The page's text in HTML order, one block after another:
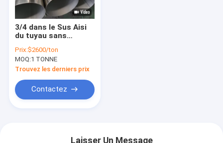
3/4 dans le Sus Aisi
du tuyau sans
Sch 80 solides
solubles 316 a laminé
à froid
Prix:$2600/ton
MOQ:1 TONNE
Trouvez les derniers prix
Contactez
Laisser Un Message